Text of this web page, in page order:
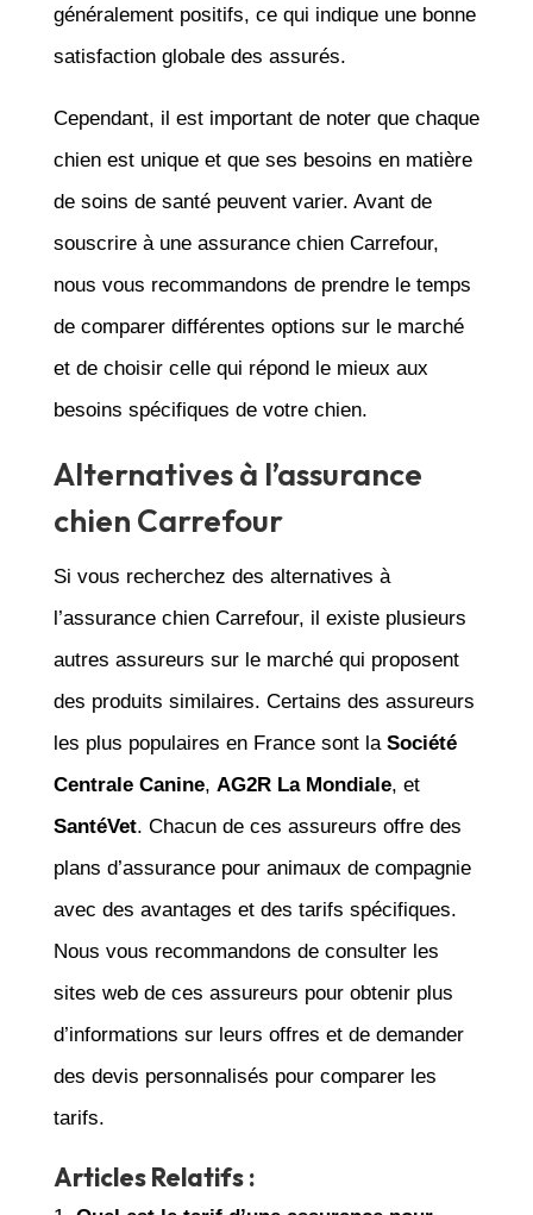
généralement positifs, ce qui indique une bonne
satisfaction globale des assurés.
Cependant, il est important de noter que chaque
chien est unique et que ses besoins en matière
de soins de santé peuvent varier. Avant de
souscrire à une assurance chien Carrefour,
nous vous recommandons de prendre le temps
de comparer différentes options sur le marché
et de choisir celle qui répond le mieux aux
besoins spécifiques de votre chien.
Alternatives à l’assurance
chien Carrefour
Si vous recherchez des alternatives à
l’assurance chien Carrefour, il existe plusieurs
autres assureurs sur le marché qui proposent
des produits similaires. Certains des assureurs
les plus populaires en France sont la Société
Centrale Canine, AG2R La Mondiale, et
SantéVet. Chacun de ces assureurs offre des
plans d’assurance pour animaux de compagnie
avec des avantages et des tarifs spécifiques.
Nous vous recommandons de consulter les
sites web de ces assureurs pour obtenir plus
d’informations sur leurs offres et de demander
des devis personnalisés pour comparer les
tarifs.
Articles Relatifs :